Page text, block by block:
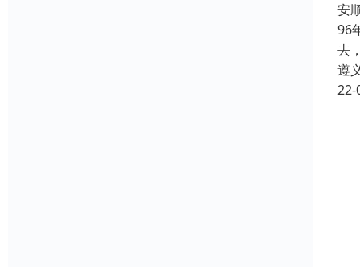
安
96
去
遵
22-